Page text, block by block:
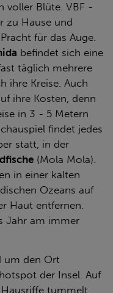
voller Blüte. VBF -
zu Hause und
für das Auge.
befindet sich eine
täglich mehrere
ihre Kreise. Auch
ihre Kosten, denn
in 3 - 5 Metern
findet jedes
statt, in der
(Mola Mola).
in einer kalten
Ozeans auf
Haut entfernen.
Jahr am immer
um den Ort
der Insel. Auf
tummelt